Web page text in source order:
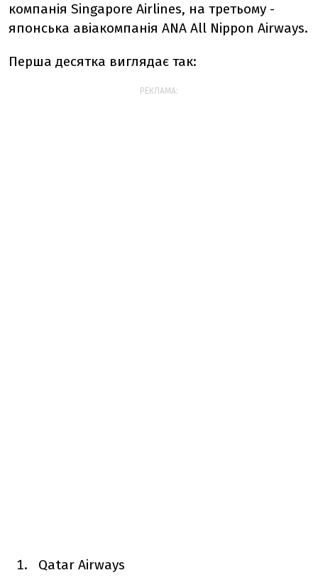
компанія Singapore Airlines, на третьому -
японська авіакомпанія ANA All Nippon Airways.
Перша десятка виглядає так:
РЕКЛАМА:
Qatar Airways